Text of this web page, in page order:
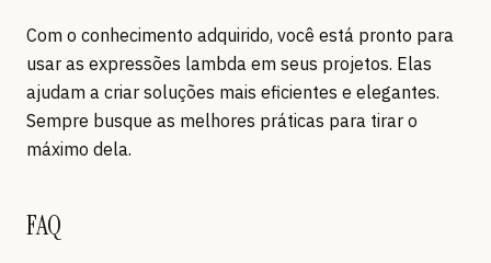
Com o conhecimento adquirido, você está pronto para
usar as expressões lambda em seus projetos. Elas
ajudam a criar soluções mais eficientes e elegantes.
Sempre busque as melhores práticas para tirar o
máximo dela.
FAQ